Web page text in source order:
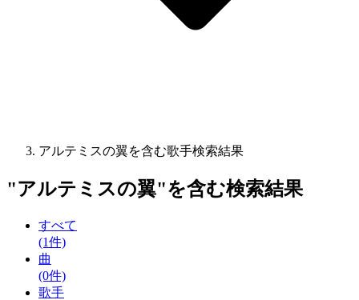
アルテミスの翼を含む歌手検索結果
"アルテミスの翼"を含む検索結果
すべて
(1件)
曲
(0件)
歌手